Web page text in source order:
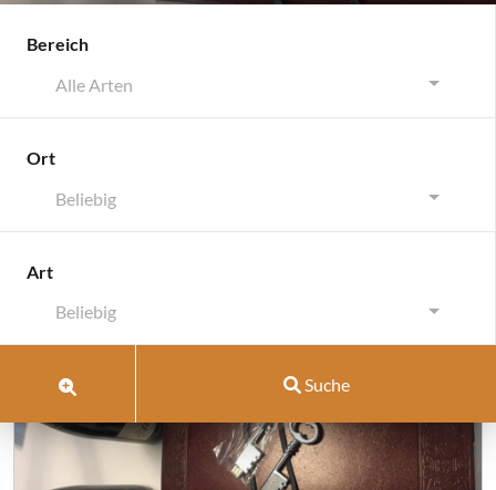
Bereich
Alle Arten
Ort
Beliebig
Art
Beliebig
Suche
Schlagwort:Zufriedenheit